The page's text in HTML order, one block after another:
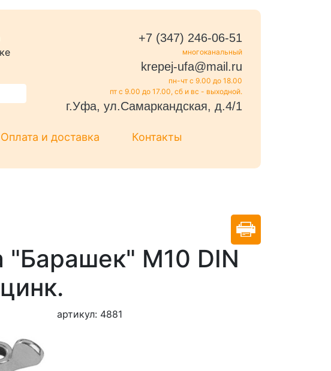
+7 (347) 246-06-51
многоканальный
krepej-ufa@mail.ru
пн-чт с 9.00 до 18.00
пт с 9.00 до 17.00, сб и вс - выходной.
г.Уфа, ул.Самаркандская, д.4/1
Оплата и доставка Контакты
"Барашек" М10 DIN
артикул: 4881